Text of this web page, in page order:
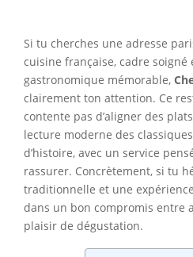
Si tu cherches une adresse
cuisine française, cadre soigné
gastronomique mémorable,
clairement ton attention. Ce
contente pas d’aligner des
lecture moderne des
d’histoire, avec un service
rassurer. Concrètement, si tu
traditionnelle et une
dans un bon compromis entre
plaisir de dégustation.